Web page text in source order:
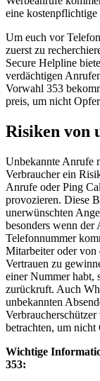
eine
Um euch vor
zuerst zu
Secure Helpline
verdächtigen
Vorwahl 353
preis, um nicht
Risiken von
Unbekannte Anrufe
Verbraucher ein
Anrufe oder Ping
provozieren. Diese
unerwünschten
besonders wenn der
Telefonnummer
Mitarbeiter oder von
Vertrauen zu
einer Nummer habt,
zurückruft. Auch
unbekannten
betrachten, um
Wichtige
353: